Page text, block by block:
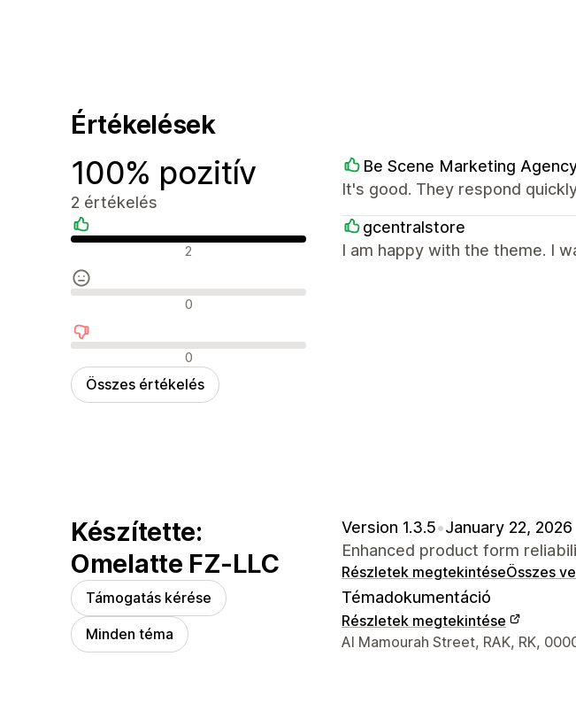
Értékelések
100% pozitív
2 értékelés
Pozitív értékelések
2
Semleges értékelések
0
Negatív értékelések
0
Összes értékelés
Be Scene Marketing
It's good. They respond
gcentralstore
I am happy with the theme. I
Készítette:
Omelatte FZ-LLC
Támogatás kérése
Minden téma
Version 1.3.5•January 22, 2026
Enhanced product form
Részletek megtekintéseÖsszes
Témadokumentáció
Részletek megtekintése
Dizájner kapcsolattartási adatai
Al Mamourah Street, RAK, RK,